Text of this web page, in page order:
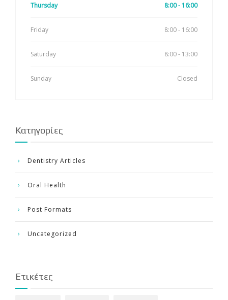
Thursday 8:00 - 16:00
Friday 8:00 - 16:00
Saturday 8:00 - 13:00
Sunday Closed
Kατηγορίες
Dentistry Articles
Oral Health
Post Formats
Uncategorized
Ετικέτες